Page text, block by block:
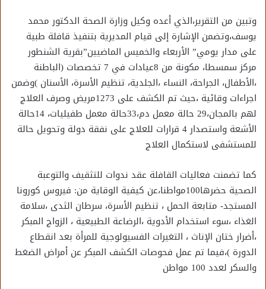
وتبين من التقرير،الذي أعده وكيل وزارة الصحة الدكتور محمد
يوسف،وتضمن الإشارة إلى قيام المديرية بتنفيذ قافلة طبية
على مدار يومي” الأربعاء والخميس الماضيين”بقرية الشنطور
مركز سمسطا، مكونة من 8عيادات في 7 تخصصات (الباطنة
،الأطفال، الجراحة، النساء ،الجلدية، تنظيم الأسرة، الأسنان )وضمن
اجراءات وقائية ،حيث تم الكشف على 1273مريض وصرف العلاج
لهم بالمجان،29 حالة معمل دم،33حالة معمل طفيليات، 14حالة
الأشعة واستصدار 4 قرارات للعلاج على نفقة دولة وتحويل حالة
للمستشفى لاستكمال العلاج
كما تضمنت فعاليات القافلة عقد ندوات للتثقيف والتوعبة
الصحية حضرها100مواطنا،عن كيفية الوقاية من: فيروس كورونا
المستجد- متابعة الحمل ، تنظيم الأسرة، سرطان الثدى ،سلامة
الغذاء ،سوء استخدام الأدوية ،الرضاعة الطبيعية ، الزواج المبكر
،أضرار ختان الإناث ، التغيرات الفسيولوجية للمرأة بعد انقطاع
الدورة )،فيما تم عمل فحوصات الكشف المبكر عن أمراض الضغط
والسكر لعدد 100 مواطن